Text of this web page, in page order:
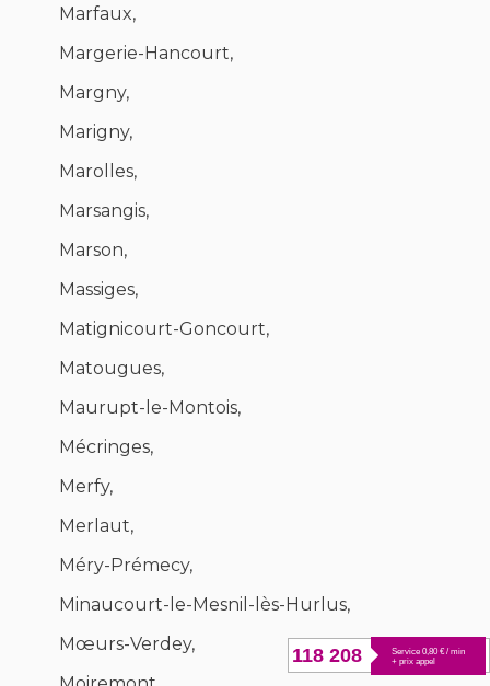
Marfaux,
Margerie-Hancourt,
Margny,
Marigny,
Marolles,
Marsangis,
Marson,
Massiges,
Matignicourt-Goncourt,
Matougues,
Maurupt-le-Montois,
Mécringes,
Merfy,
Merlaut,
Méry-Prémecy,
Minaucourt-le-Mesnil-lès-Hurlus,
Mœurs-Verdey,
118 208
Service 0,80 € / min
+ prix appel